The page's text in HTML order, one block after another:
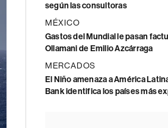
según las consultoras
MÉXICO
Gastos del Mundial le pasan
Ollamani de Emilio Azcárraga
MERCADOS
El Niño amenaza a América
Bank identifica los países más